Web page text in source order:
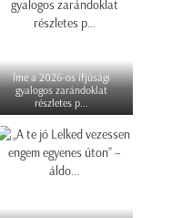
Íme a 2026-os ifjúsági
gyalogos zarándoklat
részletes p...